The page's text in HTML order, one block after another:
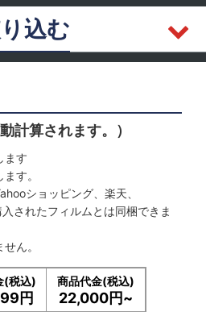
込む
計算されます。）
ます
す。
ショッピング、楽天、
されたフィルムとは同梱できま
ん。
(税込)
円
商品代金(税込)
22,000円~